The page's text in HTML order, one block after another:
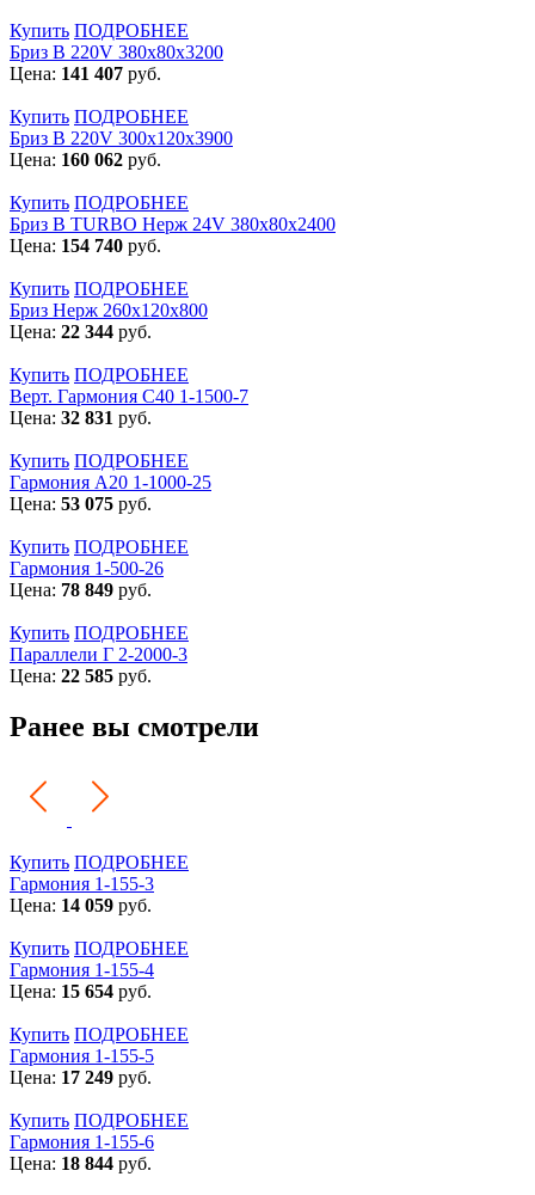
Купить ПОДРОБНЕЕ
Бриз В 220V 380x80x3200
Цена: 141 407 руб.
Купить ПОДРОБНЕЕ
Бриз В 220V 300x120x3900
Цена: 160 062 руб.
Купить ПОДРОБНЕЕ
Бриз В TURBO Нерж 24V 380х80х2400
Цена: 154 740 руб.
Купить ПОДРОБНЕЕ
Бриз Нерж 260х120х800
Цена: 22 344 руб.
Купить ПОДРОБНЕЕ
Верт. Гармония С40 1-1500-7
Цена: 32 831 руб.
Купить ПОДРОБНЕЕ
Гармония А20 1-1000-25
Цена: 53 075 руб.
Купить ПОДРОБНЕЕ
Гармония 1-500-26
Цена: 78 849 руб.
Купить ПОДРОБНЕЕ
Параллели Г 2-2000-3
Цена: 22 585 руб.
Ранее вы смотрели
Купить ПОДРОБНЕЕ
Гармония 1-155-3
Цена: 14 059 руб.
Купить ПОДРОБНЕЕ
Гармония 1-155-4
Цена: 15 654 руб.
Купить ПОДРОБНЕЕ
Гармония 1-155-5
Цена: 17 249 руб.
Купить ПОДРОБНЕЕ
Гармония 1-155-6
Цена: 18 844 руб.